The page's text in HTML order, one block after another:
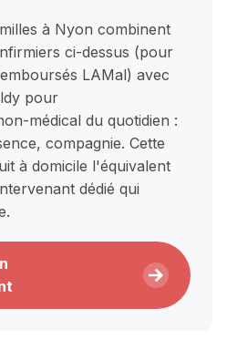
à Nyon combinent
ci-dessus (pour
LAMal) avec
pour
médical du quotidien :
compagnie. Cette
à domicile l'équivalent
dédié qui